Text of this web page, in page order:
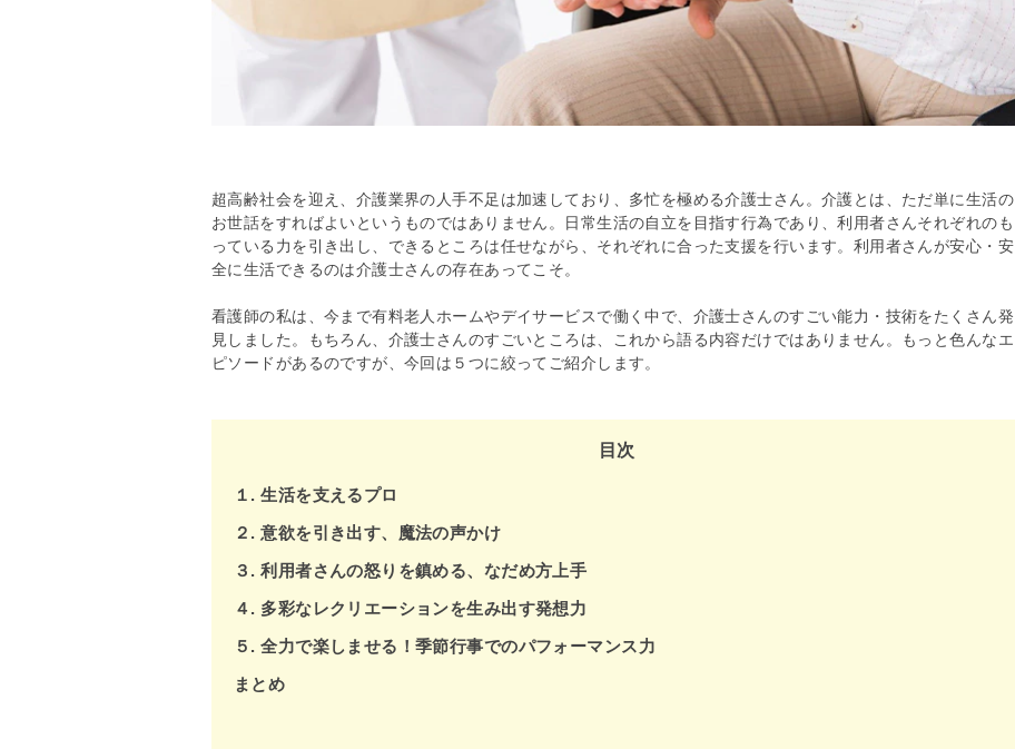
超高齢社会を迎え、介護業界の人手不足は加速しており、多忙を極める介護士さん。介護とは、ただ単に生活の
お世話をすればよいというものではありません。日常生活の自立を目指す行為であり、利用者さんそれぞれのも
っている力を引き出し、できるところは任せながら、それぞれに合った支援を行います。利用者さんが安心・安
全に生活できるのは介護士さんの存在あってこそ。
看護師の私は、今まで有料老人ホームやデイサービスで働く中で、介護士さんのすごい能力・技術をたくさん発
見しました。もちろん、介護士さんのすごいところは、これから語る内容だけではありません。もっと色んなエ
ピソードがあるのですが、今回は５つに絞ってご紹介します。
目次
１. 生活を支えるプロ
２. 意欲を引き出す、魔法の声かけ
３. 利用者さんの怒りを鎮める、なだめ方上手
４. 多彩なレクリエーションを生み出す発想力
５. 全力で楽しませる！季節行事でのパフォーマンス力
まとめ